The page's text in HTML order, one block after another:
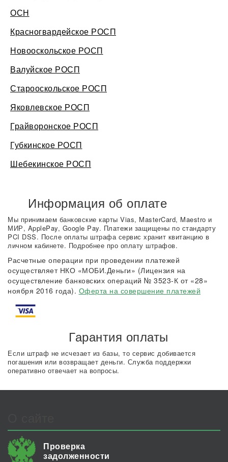
ОСН
Красногвардейское РОСП
Новооскольское РОСП
Валуйское РОСП
Старооскольское РОСП
Яковлевское РОСП
Грайворонское РОСП
Губкинское РОСП
Шебекинское РОСП
Информация об оплате
Мы принимаем банковские карты Vias, MasterCard, Maestro и
МИР, ApplePay, Google Pay. Платежи защищены по стандарту
PCI DSS. После оплаты штрафа сервис хранит квитанцию в
личном кабинете. Подробнее про оплату штрафов.
Расчетные операции при проведении платежей
осуществляет НКО «МОБИ.Деньги» (Лицензия на
осуществление банковских операций № 3523-К от «28»
ноября 2016 года). Оферта на совершение платежей
Гарантия оплаты
Если штраф не исчезает из базы, то сервис добивается
погашения или возвращает деньги. Служба поддержки
оперативно отвечает на вопросы.
Проверка
задолженности